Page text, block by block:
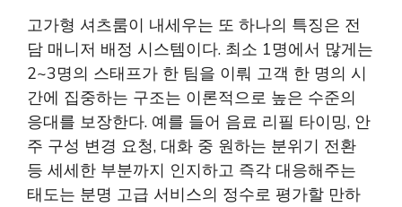
고가형 셔츠룸이 내세우는 또 하나의 특징은 전
담 매니저 배정 시스템이다. 최소 1명에서 많게는
2~3명의 스태프가 한 팀을 이뤄 고객 한 명의 시
간에 집중하는 구조는 이론적으로 높은 수준의
응대를 보장한다. 예를 들어 음료 리필 타이밍, 안
주 구성 변경 요청, 대화 중 원하는 분위기 전환
등 세세한 부분까지 인지하고 즉각 대응해주는
태도는 분명 고급 서비스의 정수로 평가할 만하